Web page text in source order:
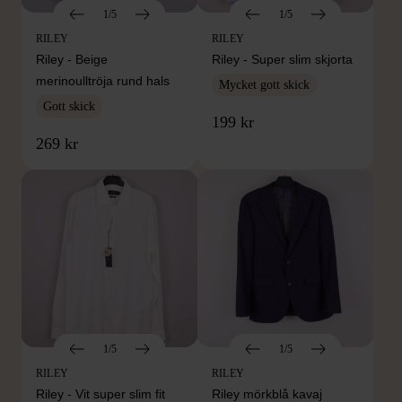
1/5
RILEY
Riley - Beige
merinoulltröja rund hals
Gott skick
269 kr
1/5
RILEY
Riley - Super slim skjorta
Mycket gott skick
199 kr
1/5
RILEY
Riley - Vit super slim fit
1/5
RILEY
Riley mörkblå kavaj